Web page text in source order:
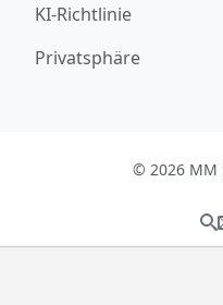
KI-Richtlinie
Privatsphäre
© 2026 MM